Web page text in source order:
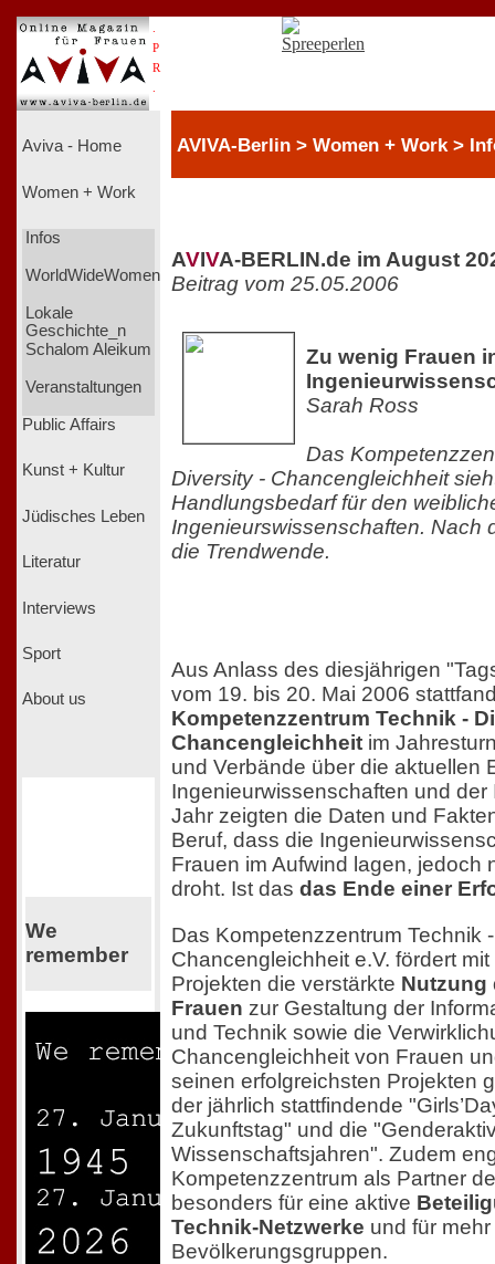
P
R
Aviva - Home
Women + Work
Infos
WorldWideWomen
Lokale
Geschichte_n
Schalom Aleikum
Veranstaltungen
Public Affairs
Kunst + Kultur
Jüdisches Leben
Literatur
Interviews
Sport
About us
We
remember
AVIVA-Berlin > Women + Work >
AVIVA-BERLIN.de im August
Beitrag vom 25.05.2006
Zu wenig Frauen
Sarah Ross
Das
Diversity - Chancengleichheit
Handlungsbedarf für den
Ingenieurswissenschaften. Nach
die Trendwende.
Aus Anlass des diesjährigen
vom 19. bis 20. Mai 2006
Kompetenzzentrum Technik -
Chancengleichheit im
und Verbände über die aktuellen
Ingenieurwissenschaften und der
Jahr zeigten die Daten und
Beruf, dass die
Frauen im Aufwind lagen, jedoch
droht. Ist das das Ende einer
Das Kompetenzzentrum Technik
Chancengleichheit e.V. fördert
Projekten die verstärkte Nutzung
Frauen zur Gestaltung der
und Technik sowie die
Chancengleichheit von Frauen
seinen erfolgreichsten Projekten
der jährlich stattfindende
Zukunftstag" und die
Wissenschaftsjahren". Zudem
Kompetenzzentrum als Partner
besonders für eine aktive
Technik-Netzwerke und für
Bevölkerungsgruppen.